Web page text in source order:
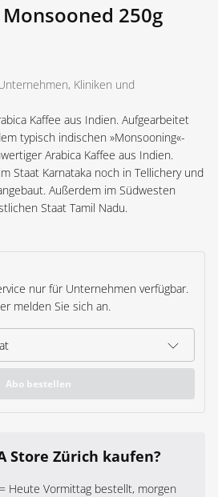
Monsooned 250g
Kliniken und
Kaffee aus Indien. Aufgearbeitet
typisch indischen »Monsooning«-
Arabica Kaffee aus Indien.
Staat Karnataka noch in Tellichery und
Außerdem im Südwesten
Staat Tamil Nadu.
nur für Unternehmen verfügbar.
melden Sie sich an.
Abo bestellen
Store Zürich kaufen?
Heute Vormittag bestellt, morgen